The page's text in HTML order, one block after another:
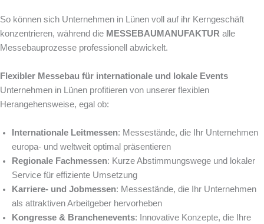
So können sich Unternehmen in Lünen voll auf ihr Kerngeschäft
konzentrieren, während die MESSEBAUMANUFAKTUR alle
Messebauprozesse professionell abwickelt.
Flexibler Messebau für internationale und lokale Events
Unternehmen in Lünen profitieren von unserer flexiblen
Herangehensweise, egal ob:
Internationale Leitmessen: Messestände, die Ihr Unternehmen
europa- und weltweit optimal präsentieren
Regionale Fachmessen: Kurze Abstimmungswege und lokaler
Service für effiziente Umsetzung
Karriere- und Jobmessen: Messestände, die Ihr Unternehmen
als attraktiven Arbeitgeber hervorheben
Kongresse & Branchenevents: Innovative Konzepte, die Ihre